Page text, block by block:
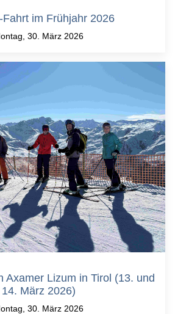
Fahrt im Frühjahr 2026
30. März 2026
Axamer Lizum in Tirol (13. und
14. März 2026)
30. März 2026